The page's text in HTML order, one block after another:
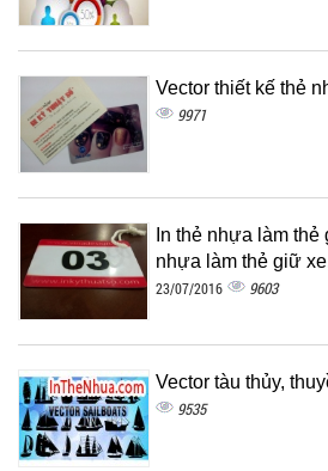
Vector thiết kế thẻ
9971
In thẻ nhựa làm
nhựa làm thẻ giữ
23/07/2016 9603
Vector tàu thủy,
9535